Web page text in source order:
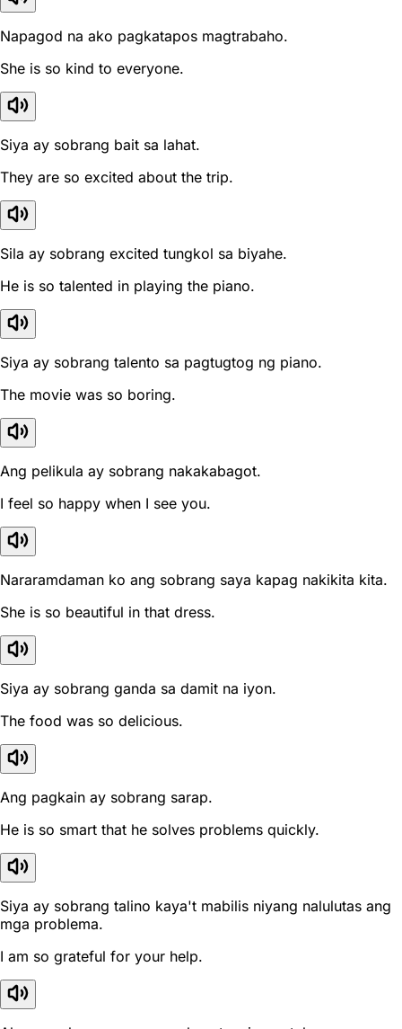
Napagod na ako pagkatapos magtrabaho.
She is so kind to everyone.
Siya ay sobrang bait sa lahat.
They are so excited about the trip.
Sila ay sobrang excited tungkol sa biyahe.
He is so talented in playing the piano.
Siya ay sobrang talento sa pagtugtog ng piano.
The movie was so boring.
Ang pelikula ay sobrang nakakabagot.
I feel so happy when I see you.
Nararamdaman ko ang sobrang saya kapag nakikita kita.
She is so beautiful in that dress.
Siya ay sobrang ganda sa damit na iyon.
The food was so delicious.
Ang pagkain ay sobrang sarap.
He is so smart that he solves problems quickly.
Siya ay sobrang talino kaya't mabilis niyang nalulutas ang
mga problema.
I am so grateful for your help.